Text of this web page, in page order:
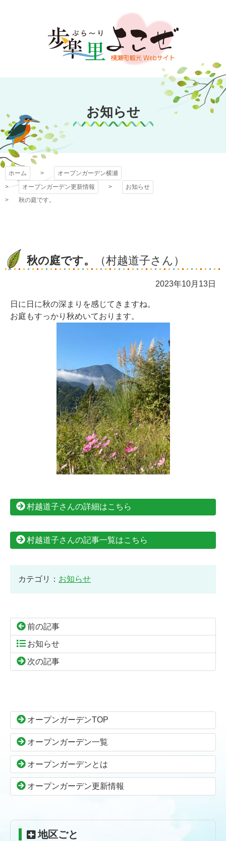
文
キ
プ
オープンガーデン
横瀬
お知らせ
ホーム
オープンガーデン横瀬
オープンガーデン更新情報
お知らせ
秋の庭です。
秋の庭です。 （村越道子さん）
2023年10月13日
日に日に秋の深まりを感じてきますね。
お庭もすっかり秋めいております。
村越道子さんの詳細はこちら
村越道子さんの記事一覧はこちら
カテゴリ： お知らせ
前の記事
お知らせ
次の記事
ン
本
文
先
へ
る
の
頭
へ
る
オープンガーデンTOP
オープンガーデン一覧
オープンガーデンとは
オープンガーデン更新情報
地区ごと